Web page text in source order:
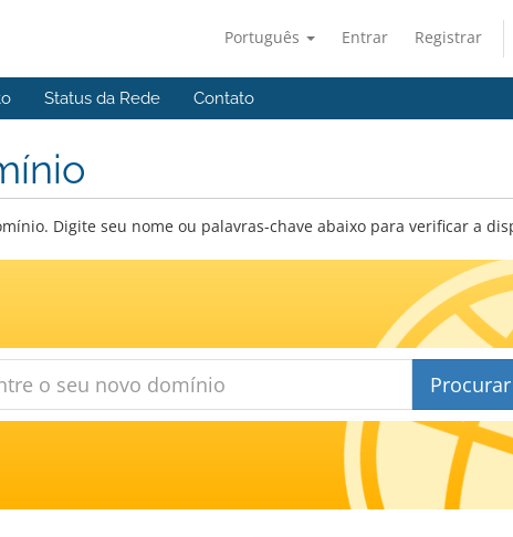
Português Entrar Registrar
Status da Rede Contato
Digite seu nome ou palavras-chave abaixo para verificar a
Procurar